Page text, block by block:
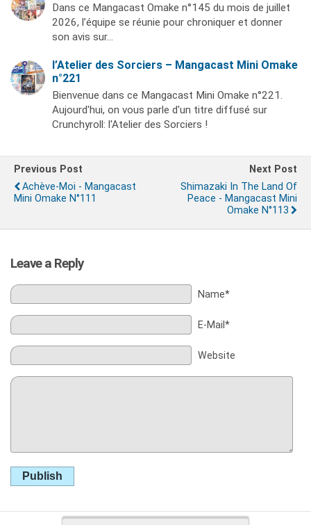
Dans ce Mangacast Omake n°145 du mois de juillet
2026, l’équipe se réunie pour chroniquer et donner
son avis sur…
l’Atelier des Sorciers – Mangacast Mini Omake
n°221
Bienvenue dans ce Mangacast Mini Omake n°221.
Aujourd'hui, on vous parle d'un titre diffusé sur
Crunchyroll: l'Atelier des Sorciers !
Previous Post
Achève-Moi - Mangacast
Mini Omake N°111
Next Post
Shimazaki In The Land Of
Peace - Mangacast Mini
Omake N°113
Leave a Reply
Name*
E-Mail*
Website
Publish